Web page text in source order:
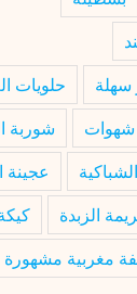
حلويات
شهوات
شوربة
عجينة
الزبدة
مغربية مشهورة